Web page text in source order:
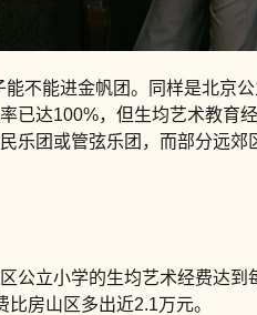
不能进金帆团。同样是北京
达100%，但生均艺术教育
团或管弦乐团，而部分远
公立小学的生均艺术经费达
房山区多出近2.1万元。